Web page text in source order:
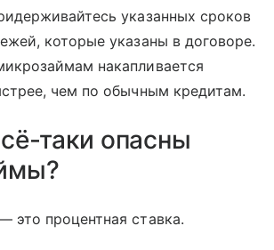
указанных сроков
которые указаны в договоре.
накапливается
чем по обычным кредитам.
таки опасны
это процентная ставка.